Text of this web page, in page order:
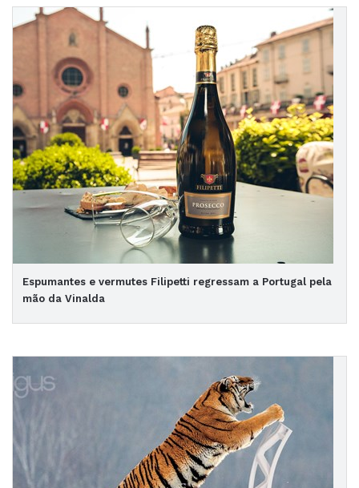
Espumantes e vermutes Filipetti regressam a Portugal pela
mão da Vinalda